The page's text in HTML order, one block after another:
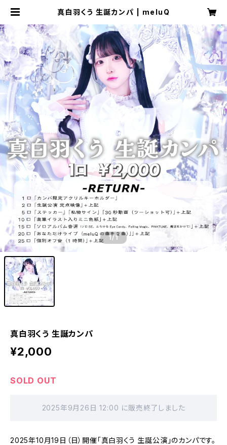
真白羽くう 生誕カンパ | meluQ
1/1
真白羽くう 生誕カンパ
¥2,000
SOLD OUT
2025年9月26日 12:00 に販売終了しました
2025年10月19日（日）開催「真白羽くう 生誕公演」のカンパです。